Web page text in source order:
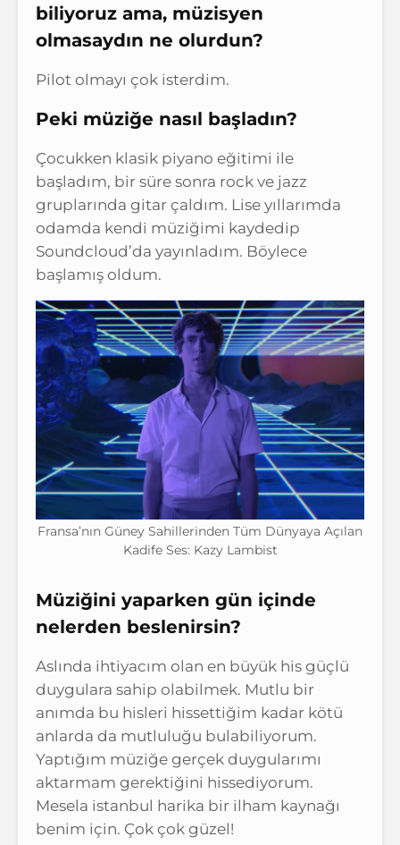
biliyoruz ama, müzisyen
olmasaydın ne olurdun?
Pilot olmayı çok isterdim.
Peki müziğe nasıl başladın?
Çocukken klasik piyano eğitimi ile
başladım, bir süre sonra rock ve jazz
gruplarında gitar çaldım. Lise yıllarımda
odamda kendi müziğimi kaydedip
Soundcloud’da yayınladım. Böylece
başlamış oldum.
Fransa’nın Güney Sahillerinden Tüm Dünyaya Açılan
Kadife Ses: Kazy Lambist
Müziğini yaparken gün içinde
nelerden beslenirsin?
Aslında ihtiyacım olan en büyük his güçlü
duygulara sahip olabilmek. Mutlu bir
anımda bu hisleri hissettiğim kadar kötü
anlarda da mutluluğu bulabiliyorum.
Yaptığım müziğe gerçek duygularımı
aktarmam gerektiğini hissediyorum.
Mesela istanbul harika bir ilham kaynağı
benim için. Çok çok güzel!